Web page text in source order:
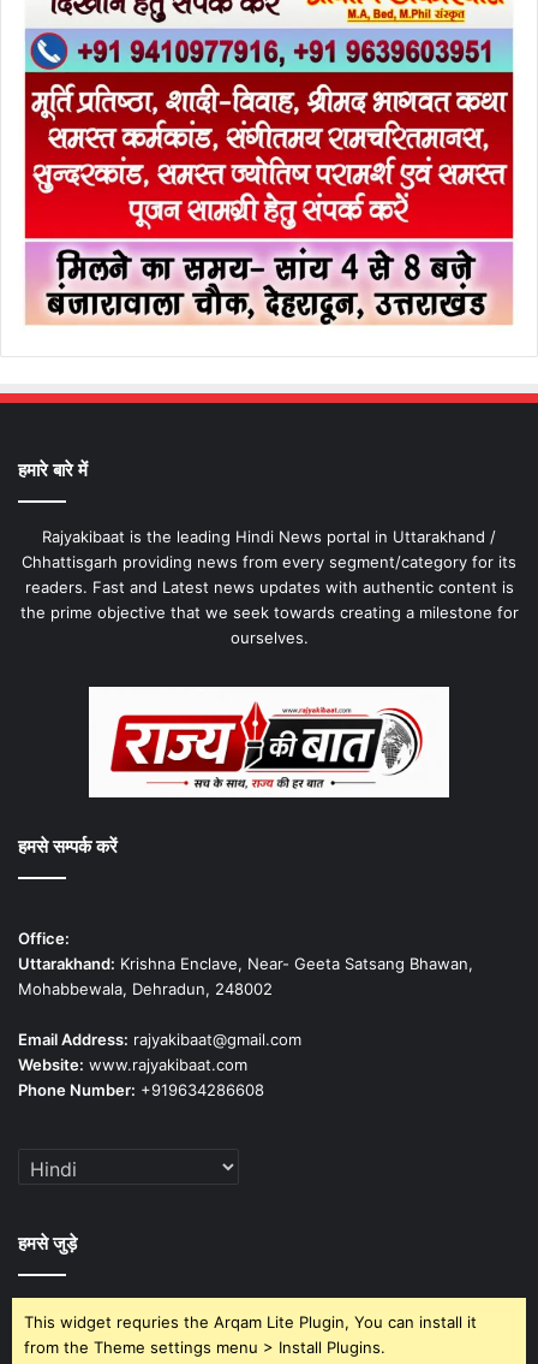
हमारे बारे में
Rajyakibaat is the leading Hindi News portal in Uttarakhand /
Chhattisgarh providing news from every segment/category for its
readers. Fast and Latest news updates with authentic content is
the prime objective that we seek towards creating a milestone for
ourselves.
हमसे सम्पर्क करें
Office:
Uttarakhand: Krishna Enclave, Near- Geeta Satsang Bhawan,
Mohabbewala, Dehradun, 248002
Email Address: rajyakibaat@gmail.com
Website: www.rajyakibaat.com
Phone Number: +919634286608
हमसे जुड़े
This widget requries the Arqam Lite Plugin, You can install it
from the Theme settings menu > Install Plugins.